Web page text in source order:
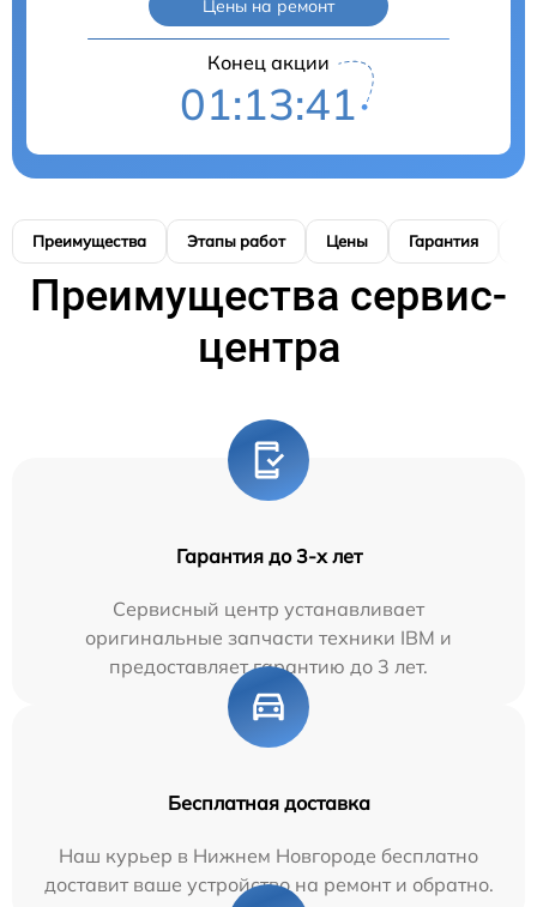
Цены на ремонт
Конец акции
01:13:40
Преимущества Этапы работ Цены Гарантия
Преимущества сервис-
центра
Гарантия до 3-х лет
Сервисный центр устанавливает
оригинальные запчасти техники IBM и
предоставляет гарантию до 3 лет.
Бесплатная доставка
Наш курьер в Нижнем Новгороде бесплатно
доставит ваше устройство на ремонт и обратно.